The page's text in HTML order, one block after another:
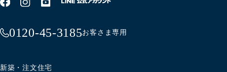
0120-45-3185お客さま専用
新築・注文住宅